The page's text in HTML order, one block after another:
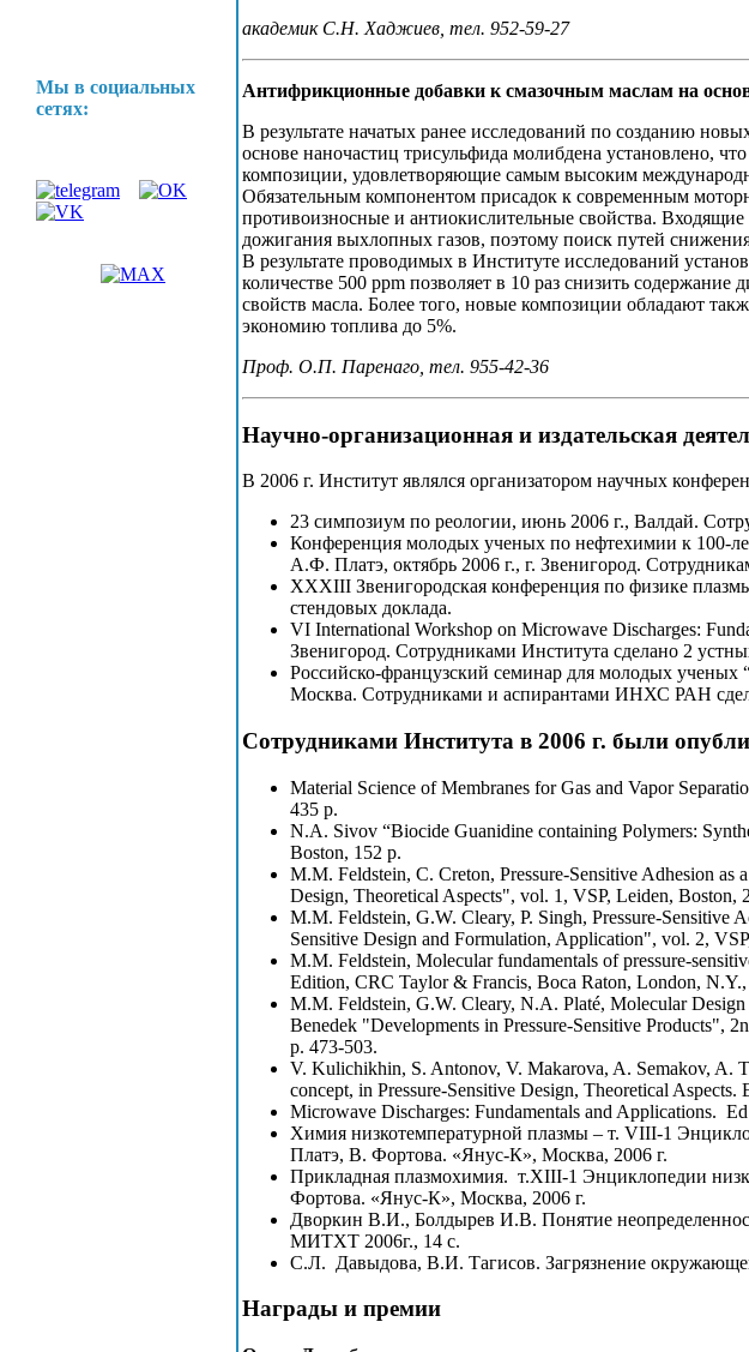
Мы в социальных
сетях:
академик С.Н. Хаджиев, тел. 952-59-27
Антифрикционные добавки к смазочным маслам на
В результате начатых ранее исследований по созданию
основе наночастиц трисульфида молибдена установлено,
композиции, удовлетворяющие самым высоким
Обязательным компонентом присадок к современным
противоизносные и антиокислительные свойства.
дожигания выхлопных газов, поэтому поиск путей
В результате проводимых в Институте исследований
количестве 500 ppm позволяет в 10 раз снизить
свойств масла. Более того, новые композиции обладают
экономию топлива до 5%.
Проф. О.П. Паренаго, тел. 955-42-36
Научно-организационная и издательская
В 2006 г. Институт являлся организатором научных
23 симпозиум по реологии, июнь 2006 г., Валдай.
Конференция молодых ученых по нефтехимии к 100-
А.Ф. Платэ, октябрь 2006 г., г. Звенигород.
XXXIII Звенигородская конференция по физике
стендовых доклада.
VI International Workshop on Microwave Discharges:
Звенигород. Сотрудниками Института сделано 2
Российско-французский семинар для молодых ученых
Москва. Сотрудниками и аспирантами ИНХС РАН
Сотрудниками Института в 2006 г. были
Material Science of Membranes for Gas and Vapor
435 p.
N.A. Sivov “Biocide Guanidine containing Polymers:
Boston, 152 p.
M.M. Feldstein, C. Creton, Pressure-Sensitive Adhesion as
Design, Theoretical Aspects", vol. 1, VSP, Leiden, Boston,
M.M. Feldstein, G.W. Cleary, P. Singh, Pressure-Sensitive
Sensitive Design and Formulation, Application", vol. 2,
M.M. Feldstein, Molecular fundamentals of pressure-
Edition, CRC Taylor & Francis, Boca Raton, London, N.Y.,
M.M. Feldstein, G.W. Cleary, N.A. Platé, Molecular
Benedek "Developments in Pressure-Sensitive Products",
p. 473-503.
V. Kulichikhin, S. Antonov, V. Makarova, A. Semakov, A.
concept, in Pressure-Sensitive Design, Theoretical
Microwave Discharges: Fundamentals and Applications.
Химия низкотемпературной плазмы – т. VIII-1
Платэ, В. Фортова. «Янус-К», Москва, 2006 г.
Прикладная плазмохимия. т.XIII-1 Энциклопедии
Фортова. «Янус-К», Москва, 2006 г.
Дворкин В.И., Болдырев И.В. Понятие
МИТХТ 2006г., 14 с.
С.Л. Давыдова, В.И. Тагисов. Загрязнение
Награды и премии